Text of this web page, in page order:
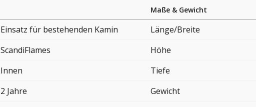
Einsatz für bestehenden Kamin
ScandiFlames
Innen
2 Jahre
Maße & Gewicht
Länge/Breite
Höhe
Tiefe
Gewicht